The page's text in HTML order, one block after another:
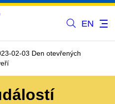
EN
02-03 Den otevřených